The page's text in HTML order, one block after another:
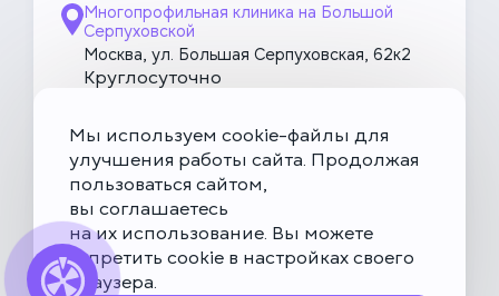
Многопрофильная клиника на Большой
Серпуховской
Москва, ул. Большая Серпуховская, 62к2
Круглосуточно
Многопрофильная клиника на Введенского
Москва, ул. Введенского, 24Б
Клиника на Карамышевской набережной
Москва, Карамышевская наб., 2А
Мы используем cookie-файлы для
улучшения работы сайта. Продолжая
пользоваться сайтом,
вы соглашаетесь
на их использование. Вы можете
запретить cookie в настройках своего
браузера.